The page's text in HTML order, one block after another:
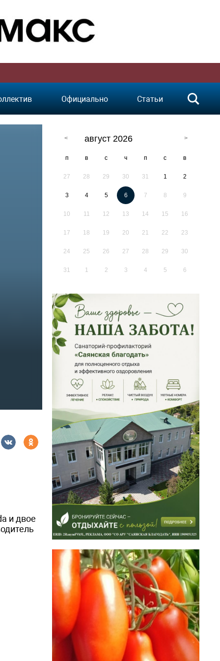
Официально Статьи
и двое
август 2026
п в с ч п с в
27 28 29 30 31 1 2
3 4 5 6 7 8 9
10 11 12 13 14 15 16
17 18 19 20 21 22 23
24 25 26 27 28 29 30
31 1 2 3 4 5 6